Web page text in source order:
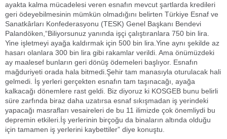
ayakta kalma mücadelesi veren esnafın mevcut şartlarda kredileri
geri ödeyebilmesinin mümkün olmadığını belirten Türkiye Esnaf ve
Sanatkârları Konfederasyonu (TESK) Genel Başkanı Bendevi
Palandöken,“Biliyorsunuz yanında işçi çalıştıranlara 750 bin lira.
Yine işletmeyi ayağa kaldırmak için 500 bin lira.Yine aynı şekilde az
hasarı olanlara 300 bin lira gibi rakamlar verildi. Ama önümüzdeki
ay maalesef bunların geri dönüş ödemeleri başlıyor. Esnafın
mağduriyeti orada hala bitmedi.Şehir tam manasıyla oturulacak hali
gelmedi. İş yerleri gerçekten esnafın tam taşınacağı, ayağa
kalkacağı dönemlere rast geldi. Biz diyoruz ki KOSGEB bunu belirli
süre zarfında biraz daha uzatırsa esnaf sıkışmadan iş yerindeki
yapacağı masrafları vesaireleri de bu 11 ilimizde çok önemliydi bu
depremin etkileri.İş yerlerinin birçoğu da binaların altında olduğu
için tamamen iş yerlerini kaybettiler” diye konuştu.